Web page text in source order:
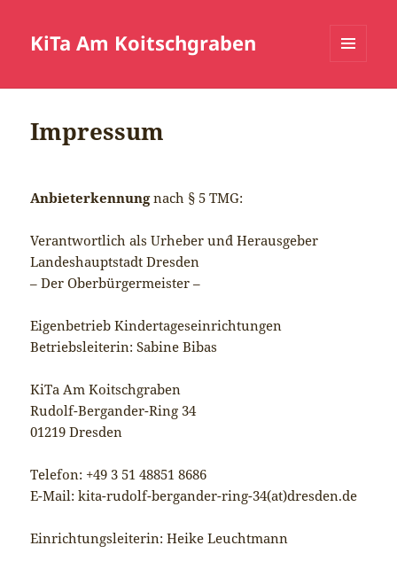
KiTa Am Koitschgraben
Impressum
Anbieterkennungnach § 5 TMG:
Verantwortlich als Urheber un´d Herausgeber
Landeshauptstadt Dresden
– Der Oberbürgermeister –
Eigenbetrieb Kindertageseinrichtungen
Betriebsleiterin: Sabine Bibas
KiTa Am Koitschgraben
Rudolf-Bergander-Ring 34
01219 Dresden
Telefon: +49 3 51 48851 8686
E-Mail: kita-rudolf-bergander-ring-34(at)dresden.de
Einrichtungsleiterin: Heike Leuchtmann